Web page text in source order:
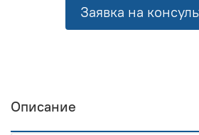
Заявка на
Описание